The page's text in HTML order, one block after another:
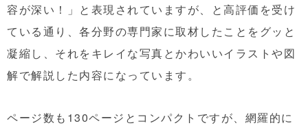
容が深い！」と表現されていますが、と高評価を受け
ている通り、各分野の専門家に取材したことをグッと
凝縮し、それをキレイな写真とかわいいイラストや図
解で解説した内容になっています。
ページ数も130ページとコンパクトですが、網羅的に